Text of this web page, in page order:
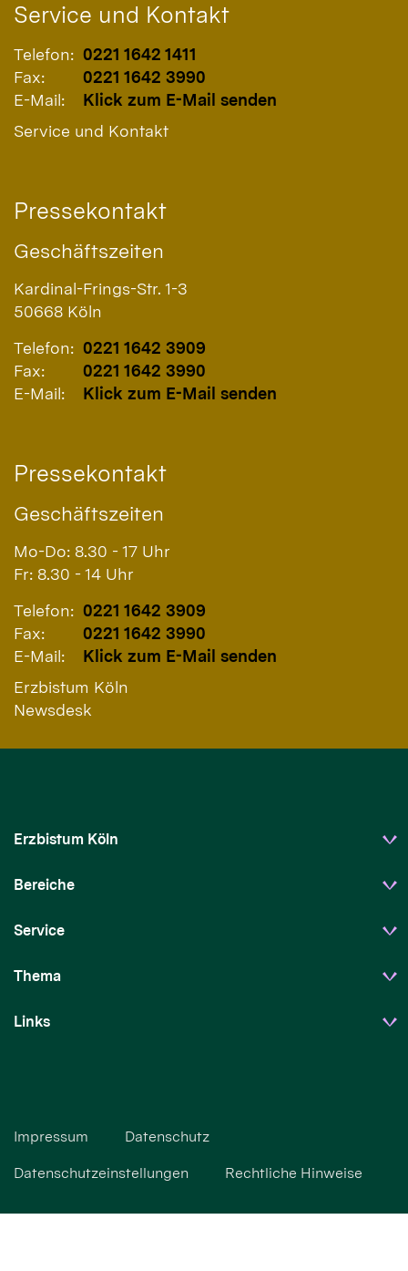
Service und Kontakt
Telefon: 0221 1642 1411
Fax:
0221 1642 3990
E-Mail:
Klick zum E-Mail senden
Service und Kontakt
Pressekontakt
Geschäftszeiten
Kardinal-Frings-Str. 1-3
50668 Köln
Telefon: 0221 1642 3909
Fax:
0221 1642 3990
E-Mail:
Klick zum E-Mail senden
Pressekontakt
Geschäftszeiten
Mo-Do: 8.30 - 17 Uhr
Fr: 8.30 - 14 Uhr
Telefon: 0221 1642 3909
Fax:
0221 1642 3990
E-Mail:
Klick zum E-Mail senden
Erzbistum Köln
Newsdesk
Erzbistum Köln
Bereiche
Service
Thema
Links
Impressum Datenschutz
Datenschutzeinstellungen Rechtliche Hinweise